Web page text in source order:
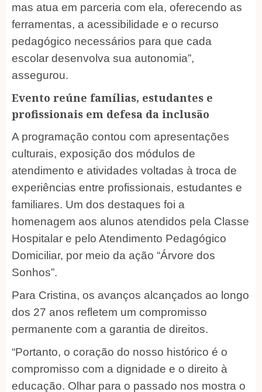
mas atua em parceria com ela, oferecendo as
ferramentas, a acessibilidade e o recurso
pedagógico necessários para que cada
escolar desenvolva sua autonomia”,
assegurou.
Evento reúne famílias, estudantes e
profissionais em defesa da inclusão
A programação contou com apresentações
culturais, exposição dos módulos de
atendimento e atividades voltadas à troca de
experiências entre profissionais, estudantes e
familiares. Um dos destaques foi a
homenagem aos alunos atendidos pela Classe
Hospitalar e pelo Atendimento Pedagógico
Domiciliar, por meio da ação “Árvore dos
Sonhos”.
Para Cristina, os avanços alcançados ao longo
dos 27 anos refletem um compromisso
permanente com a garantia de direitos.
“Portanto, o coração do nosso histórico é o
compromisso com a dignidade e o direito à
educação. Olhar para o passado nos mostra o